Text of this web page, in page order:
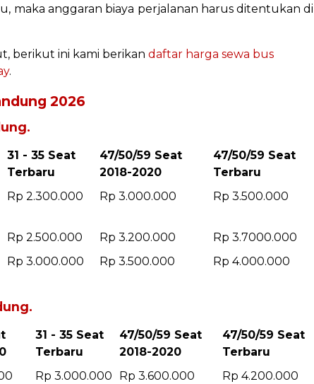
maka anggaran biaya perjalanan harus ditentukan di
berikut ini kami berikan daftar harga sewa bus
.
2026
31 - 35 Seat
Terbaru
47/50/59 Seat
2018-2020
47/50/59 Seat
Terbaru
Rp 2.300.000 Rp 3.000.000 Rp 3.500.000
Rp 2.500.000 Rp 3.200.000
Rp 3.7000.000
Rp 3.000.000 Rp 3.500.000 Rp 4.000.000
31 - 35 Seat
Terbaru
47/50/59 Seat
2018-2020
47/50/59 Seat
Terbaru
Rp 3.000.000 Rp 3.600.000 Rp 4.200.000